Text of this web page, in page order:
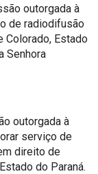
outorgada à
de radiodifusão
Colorado, Estado
Senhora
outorgada à
serviço de
direito de
do Paraná.